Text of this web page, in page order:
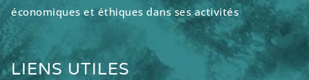
économiques et éthiques dans ses activités
LIENS UTILES